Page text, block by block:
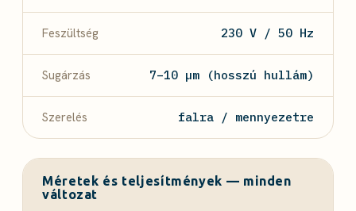
Feszültség 230 V / 50 Hz
Sugárzás 7–10 µm (hosszú hullám)
Szerelés falra / mennyezetre
Méretek és teljesítmények — minden
változat